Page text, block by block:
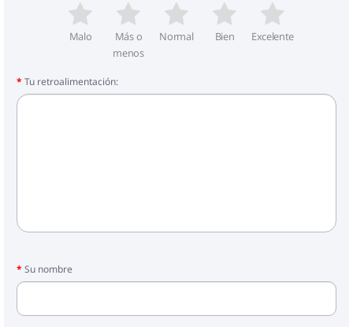
niños alejados del área de montaje. Precaución: Lea
atentamente las instrucciones antes de usar y
consérvelas para futuras consultas.
Malo
Más o
menos
Normal Bien Excelente
Tu retroalimentación:
Su nombre